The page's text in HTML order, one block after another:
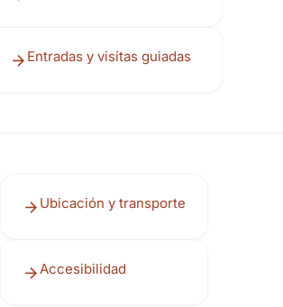
Entradas y visitas guiadas
Ubicación y transporte
Accesibilidad